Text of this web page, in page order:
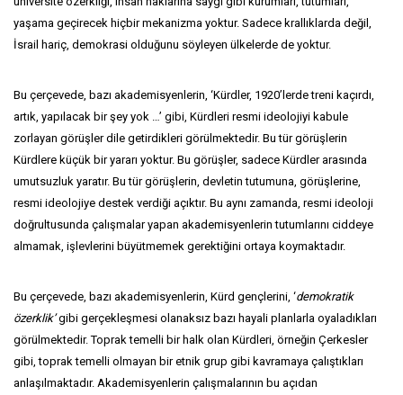
yaşama geçirecek hiçbir mekanizma yoktur. Sadece krallıklarda değil,
İsrail hariç, demokrasi olduğunu söyleyen ülkelerde de yoktur.
Bu çerçevede, bazı akademisyenlerin, ‘Kürdler, 1920’lerde treni kaçırdı,
artık, yapılacak bir şey yok …’ gibi, Kürdleri resmi ideolojiyi kabule
zorlayan görüşler dile getirdikleri görülmektedir. Bu tür görüşlerin
Kürdlere küçük bir yararı yoktur. Bu görüşler, sadece Kürdler arasında
umutsuzluk yaratır. Bu tür görüşlerin, devletin tutumuna, görüşlerine,
resmi ideolojiye destek verdiği açıktır. Bu aynı zamanda, resmi ideoloji
doğrultusunda çalışmalar yapan akademisyenlerin tutumlarını ciddeye
almamak, işlevlerini büyütmemek gerektiğini ortaya koymaktadır.
Bu çerçevede, bazı akademisyenlerin, Kürd gençlerini, ‘demokratik
özerklik’gibi gerçekleşmesi olanaksız bazı hayali planlarla oyaladıkları
görülmektedir. Toprak temelli bir halk olan Kürdleri, örneğin Çerkesler
gibi, toprak temelli olmayan bir etnik grup gibi kavramaya çalıştıkları
anlaşılmaktadır. Akademisyenlerin çalışmalarının bu açıdan